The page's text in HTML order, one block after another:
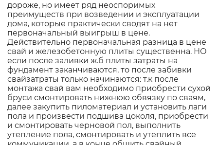
дороже, но имеет ряд неоспоримых
преимуществ при возведении и эксплуатации
дома, которые практически сводят на нет
первоначальный выигрыш в цене.
Действительно первоначальная разница в цене
свай и железобетонную плиты существенна. НО
если после заливки ж.б плиты затраты на
фундамент заканчиваются, то после забивки
свайзатраты только начинаются: т.к после
монтажа свай вам необходимо приобрести сухой
бруси смонтировать нижнюю обвязку по сваям,
далее закупить пиломатериал и установить лаги
пола и произвести подшива цоколя, приобрести
и смонтировать черновой пол, выполнить
утепление пола, смонтировать и утеплить все